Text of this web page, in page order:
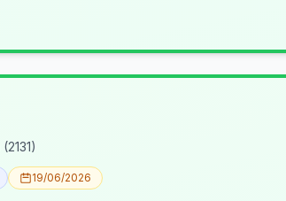
19/06/2026